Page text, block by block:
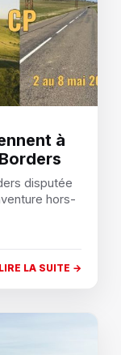
à
disputée
hors-
LIRE LA SUITE →